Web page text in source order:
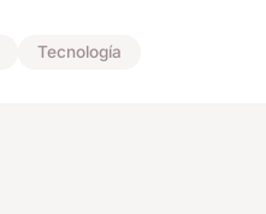
Tecnología